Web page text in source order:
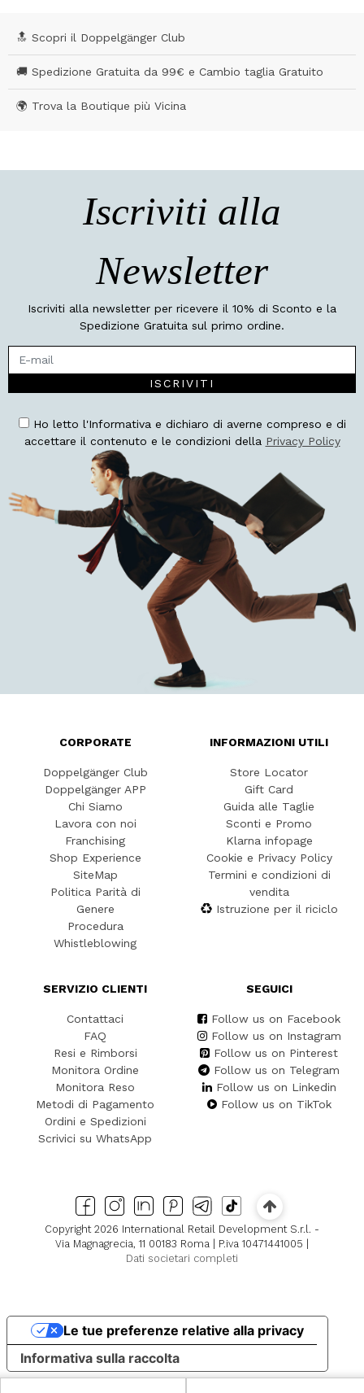
🔝 Scopri il Doppelgänger Club
🚚 Spedizione Gratuita da 99€ e Cambio taglia Gratuito
🌍 Trova la Boutique più Vicina
Iscriviti alla
Newsletter
Iscriviti alla newsletter per ricevere il 10% di Sconto e la
Spedizione Gratuita sul primo ordine.
ISCRIVITI
Ho letto l'Informativa e dichiaro di averne compreso e di
accettare il contenuto e le condizioni della Privacy Policy
CORPORATE
Doppelgänger Club
Doppelgänger APP
Chi Siamo
Lavora con noi
Franchising
Shop Experience
SiteMap
Politica Parità di
Genere
Procedura
Whistleblowing
INFORMAZIONI UTILI
Store Locator
Gift Card
Guida alle Taglie
Sconti e Promo
Klarna infopage
Cookie e Privacy Policy
Termini e condizioni di
vendita
Istruzione per il riciclo
SERVIZIO CLIENTI
Contattaci
FAQ
Resi e Rimborsi
Monitora Ordine
Monitora Reso
Metodi di Pagamento
Ordini e Spedizioni
Scrivici su WhatsApp
SEGUICI
Follow us on Facebook
Follow us on Instagram
Follow us on Pinterest
Follow us on Telegram
Follow us on Linkedin
Follow us on TikTok
Copyright 2026 International Retail Development S.r.l. -
Via Magnagrecia, 11 00183 Roma | P.iva 10471441005 |
Dati societari completi
Informativa sulla raccolta
Le tue preferenze relative alla privacy